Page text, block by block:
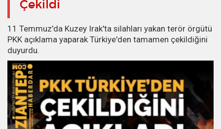
Çekildi
11 Temmuz'da Kuzey Irak'ta silahları yakan terör örgütü
PKK açıklama yaparak Türkiye'den tamamen çekildiğini
duyurdu.